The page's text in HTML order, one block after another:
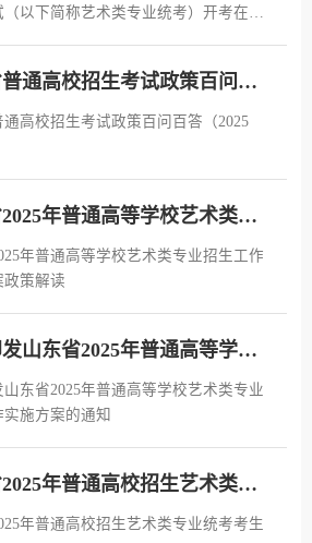
（以下简称艺术类专业统考）开考在
、提前准备，从容应考（...
山东省普通高校招生考试政策百问百答（2025版）
通高校招生考试政策百问百答（2025
山东省2025年普通高等学校艺术类专业招生工作实施方案政策解读
年普通高等学校艺术类专业招生工作
政策解读
关于印发山东省2025年普通高等学校艺术类专业招生工作实施方案的通知
山东省2025年普通高等学校艺术类专业
施方案的通知
致我省2025年普通高校招生艺术类专业统考考生的一封信
年普通高校招生艺术类专业统考考生